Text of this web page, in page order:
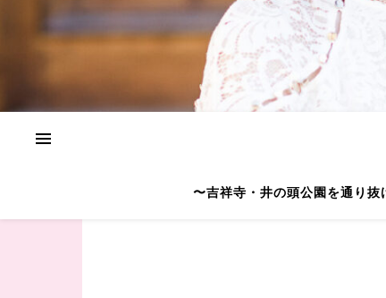
〜吉祥寺・井の頭公園を通り